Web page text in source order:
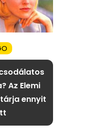
Az Elemi
ennyit